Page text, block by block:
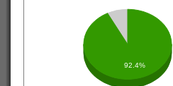
92.4%